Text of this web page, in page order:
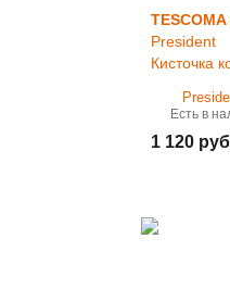
TESCOMA
President
Кисточка
Есть в
1 120